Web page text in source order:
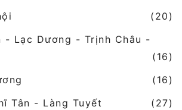
(20)
- Lạc Dương - Trịnh Châu -
(16)
(16)
Tân - Làng Tuyết
(27)